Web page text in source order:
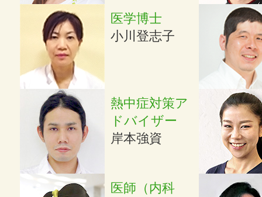
医学博士
小川登志子
熱中症対策ア
ドバイザー
岸本強資
医師（内科